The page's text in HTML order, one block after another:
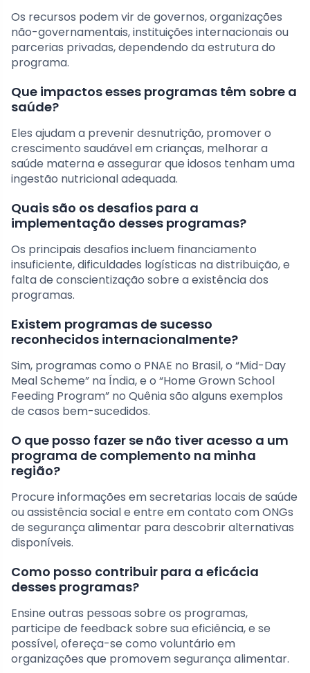
Os recursos podem vir de governos, organizações
não-governamentais, instituições internacionais ou
parcerias privadas, dependendo da estrutura do
programa.
Que impactos esses programas têm sobre a
saúde?
Eles ajudam a prevenir desnutrição, promover o
crescimento saudável em crianças, melhorar a
saúde materna e assegurar que idosos tenham uma
ingestão nutricional adequada.
Quais são os desafios para a
implementação desses programas?
Os principais desafios incluem financiamento
insuficiente, dificuldades logísticas na distribuição, e
falta de conscientização sobre a existência dos
programas.
Existem programas de sucesso
reconhecidos internacionalmente?
Sim, programas como o PNAE no Brasil, o “Mid-Day
Meal Scheme” na Índia, e o “Home Grown School
Feeding Program” no Quênia são alguns exemplos
de casos bem-sucedidos.
O que posso fazer se não tiver acesso a um
programa de complemento na minha
região?
Procure informações em secretarias locais de saúde
ou assistência social e entre em contato com ONGs
de segurança alimentar para descobrir alternativas
disponíveis.
Como posso contribuir para a eficácia
desses programas?
Ensine outras pessoas sobre os programas,
participe de feedback sobre sua eficiência, e se
possível, ofereça-se como voluntário em
organizações que promovem segurança alimentar.